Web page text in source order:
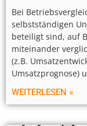
Bei
selbstständigen
beteiligt sind, auf
miteinander
(z.B.
Umsatzprognose)
WEITERLESEN »